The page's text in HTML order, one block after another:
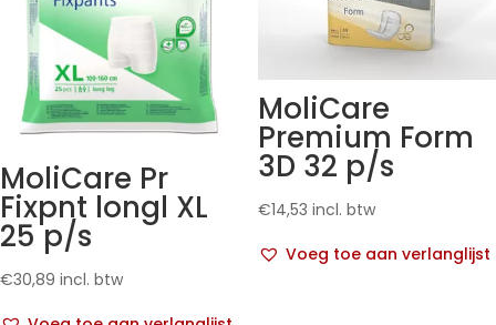
MoliCare Pr
Fixpnt longl XL
25 p/s
€30,89 incl. btw
MoliCare
Premium Form
3D 32 p/s
€14,53 incl. btw
Voeg toe aan verlanglijst